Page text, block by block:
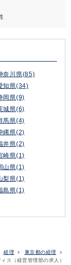
奈川県(85)
知県(34)
岡県(9)
城県(6)
馬県(4)
縄県(2)
井県(2)
崎県(1)
山県(1)
梨県(1)
島県(1)
経理
東京都の経理
ス（経営管理部の求人）